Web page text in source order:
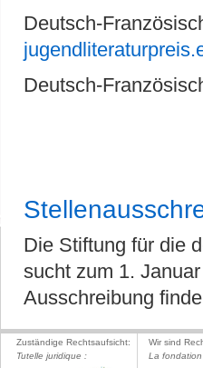
Deutsch-
Deutsch-
Die Stiftung für die
sucht zum 1.
Ausschreibung
Zuständige Rechtsaufsicht:
Tutelle juridique :
Wir sind
La